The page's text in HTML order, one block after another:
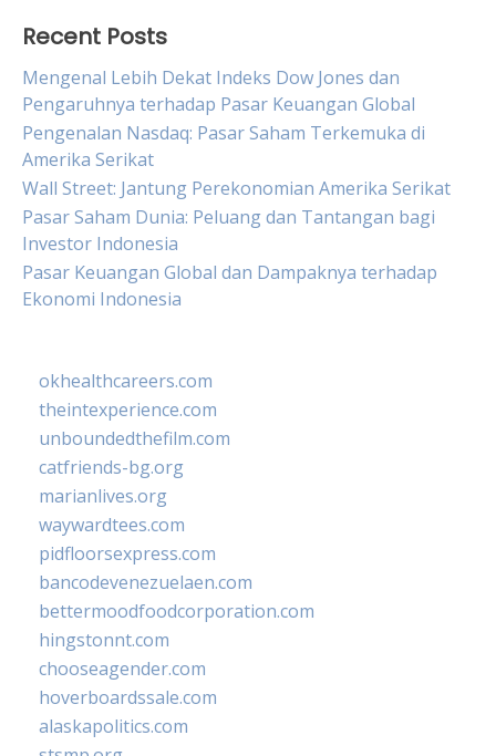
Recent Posts
Mengenal Lebih Dekat Indeks Dow Jones dan
Pengaruhnya terhadap Pasar Keuangan Global
Pengenalan Nasdaq: Pasar Saham Terkemuka di
Amerika Serikat
Wall Street: Jantung Perekonomian Amerika Serikat
Pasar Saham Dunia: Peluang dan Tantangan bagi
Investor Indonesia
Pasar Keuangan Global dan Dampaknya terhadap
Ekonomi Indonesia
okhealthcareers.com
theintexperience.com
unboundedthefilm.com
catfriends-bg.org
marianlives.org
waywardtees.com
pidfloorsexpress.com
bancodevenezuelaen.com
bettermoodfoodcorporation.com
hingstonnt.com
chooseagender.com
hoverboardssale.com
alaskapolitics.com